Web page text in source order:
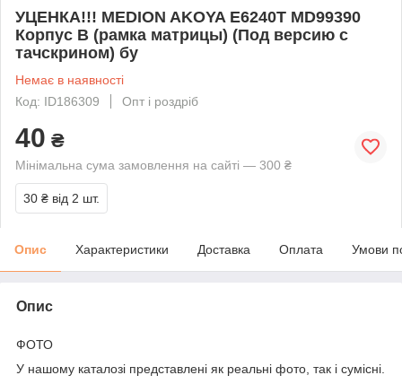
УЦЕНКА!!! MEDION AKOYA E6240T MD99390
Корпус B (рамка матрицы) (Под версию с
тачскрином) бу
Немає в наявності
Код: ID186309
Опт і роздріб
40 ₴
Мінімальна сума замовлення на сайті — 300 ₴
30 ₴ від 2 шт.
Опис Характеристики Доставка Оплата Умови
Опис
ФОТО
У нашому каталозі представлені як реальні фото, так і сумісні.